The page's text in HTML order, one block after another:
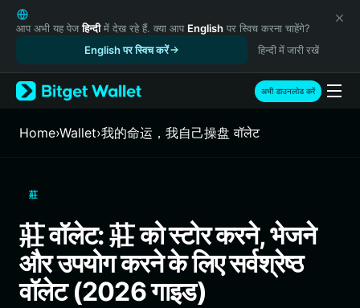
English
日本語
Русский
Español (Latinoamérica)
Türkçe
Italiano
繁體中文
Português (Portugal)
Bahasa Indonesia
ภาษาไทย
आप अभी यह पेजहिन्दीमें देख रहे हैं. क्या आप English पर स्विच करना चाहेंगे?
English पर स्विच करें
हिन्दी में जारी रखें
अभी डाउनलोड करें
Home›Wallet›我的命运，我自己操盘 वॉलेट
莊
莊 वॉलेट: 莊 को स्टोर करने, भेजने
और उपयोग करने के लिए सर्वश्रेष्ठ
वॉलेट (2026 गाइड)